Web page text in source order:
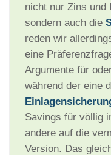
nicht nur Zins und
sondern auch die
reden wir
eine
Argumente für
während der eine
Savings für völlig
andere auf die
Version. Das